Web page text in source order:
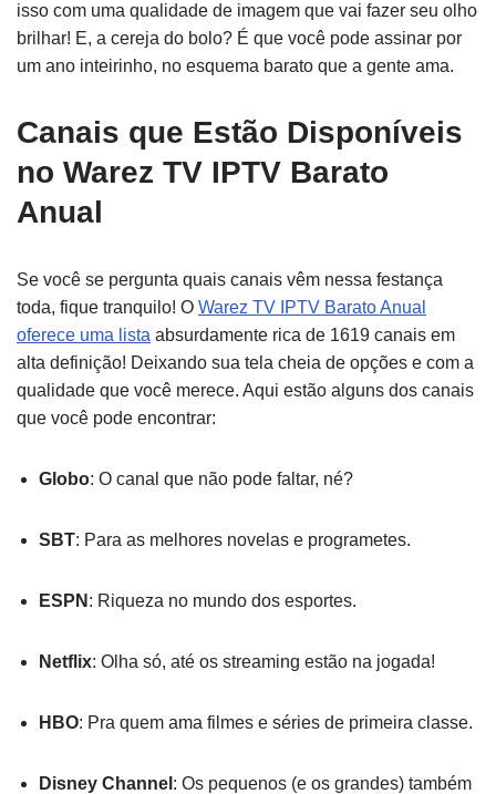
isso com uma qualidade de imagem que vai fazer seu olho
brilhar! E, a cereja do bolo? É que você pode assinar por
um ano inteirinho, no esquema barato que a gente ama.
Canais que Estão Disponíveis
no Warez TV IPTV Barato
Anual
Se você se pergunta quais canais vêm nessa festança
toda, fique tranquilo! O Warez TV IPTV Barato Anual
oferece uma lista absurdamente rica de 1619 canais em
alta definição! Deixando sua tela cheia de opções e com a
qualidade que você merece. Aqui estão alguns dos canais
que você pode encontrar:
Globo: O canal que não pode faltar, né?
SBT: Para as melhores novelas e programetes.
ESPN : Riqueza no mundo dos esportes.
Netflix: Olha só, até os streaming estão na jogada!
HBO: Pra quem ama filmes e séries de primeira classe.
Disney Channel : Os pequenos (e os grandes) também